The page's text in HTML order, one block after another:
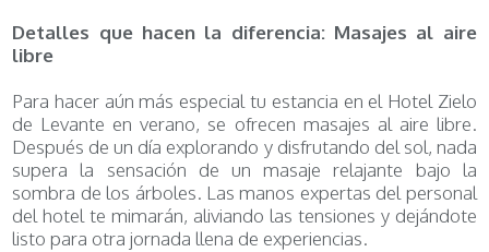
Detalles que hacen la diferencia: Masajes al aire
libre
Para hacer aún más especial tu estancia en el Hotel Zielo
de Levante en verano, se ofrecen masajes al aire libre.
Después de un día explorando y disfrutando del sol, nada
supera la sensación de un masaje relajante bajo la
sombra de los árboles. Las manos expertas del personal
del hotel te mimarán, aliviando las tensiones y dejándote
listo para otra jornada llena de experiencias.